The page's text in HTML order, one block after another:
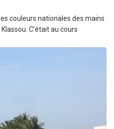
couleurs nationales des mains
C’était au cours